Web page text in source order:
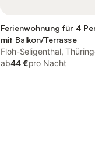
Ferienwohnung für 4
mit Balkon/Terrasse
Floh-Seligenthal,
ab44 €pro Nacht